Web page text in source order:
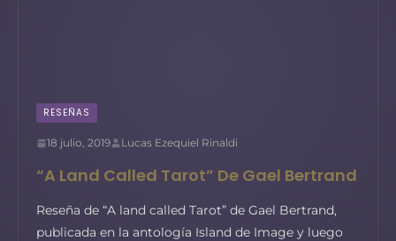
RESEÑAS
18 julio, 2019 Lucas Ezequiel Rinaldi
“A Land Called Tarot” De Gael Bertrand
Reseña de “A land called Tarot” de Gael Bertrand,
publicada en la antología Island de Image y luego